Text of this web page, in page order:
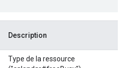
Description
Type de la ressource